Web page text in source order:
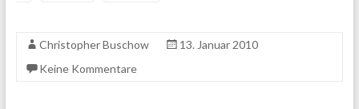
Christopher Buschow
13. Januar 2010
Keine Kommentare